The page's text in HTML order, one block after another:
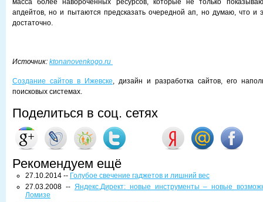
масса более навороченных ресурсов, которые не только
апдейтов, но и пытаются предсказать очередной ап, но думаю, что и
достаточно.
Источник: ktonanovenkogo.ru
Создание сайтов в Ижевске, дизайн и разработка сайтов, его
поисковых системах.
Поделиться в соц. сетях
Рекомендуем ещё
27.10.2014 -- Голубое свечение гаджетов и лишний вес
27.03.2008 -- Яндекс.Директ: новые инструменты – новые
Ломизе